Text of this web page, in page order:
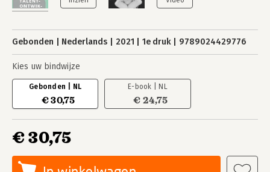
Gebonden Nederlands 2021 1e druk 9789024429776
Kies uw bindwijze
Gebonden | NL
€ 30,75
E-book | NL
€ 24,75
€ 30,75